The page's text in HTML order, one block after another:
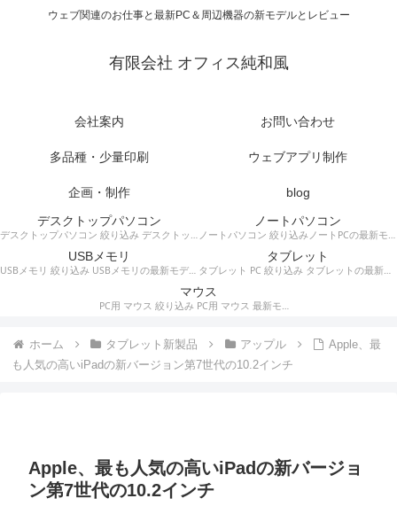
ウェブ関連のお仕事と最新PC＆周辺機器の新モデルとレビュー
有限会社 オフィス純和風
会社案内 お問い合わせ
多品種・少量印刷 ウェブアプリ制作
企画・制作
blog
デスクトップパソコン
デスクトップパソコン 絞り込み デスクトップPCの最新モデルやスペック・仕様に関する情報。
ノートパソコン
ノートパソコン 絞り込みノートPCの最新モデルやスペック・仕様に関する情報。
USBメモリ
USBメモリ 絞り込み USBメモリの最新モデルやスペック・仕様に関する情報。
タブレット
タブレット PC 絞り込み タブレットの最新モデルやスペック・仕様に関する情報。
マウス
PC用 マウス 絞り込み PC用 マウス 最新モデルやスペック・仕様に関する情報。ワイヤレスマウス、有線マウス、接続タイプなど。
ホーム タブレット新製品 アップル
Apple、最
も人気の高いiPadの新バージョン第7世代の10.2インチ
Apple、最も人気の高いiPadの新バージョ
ン第7世代の10.2インチ